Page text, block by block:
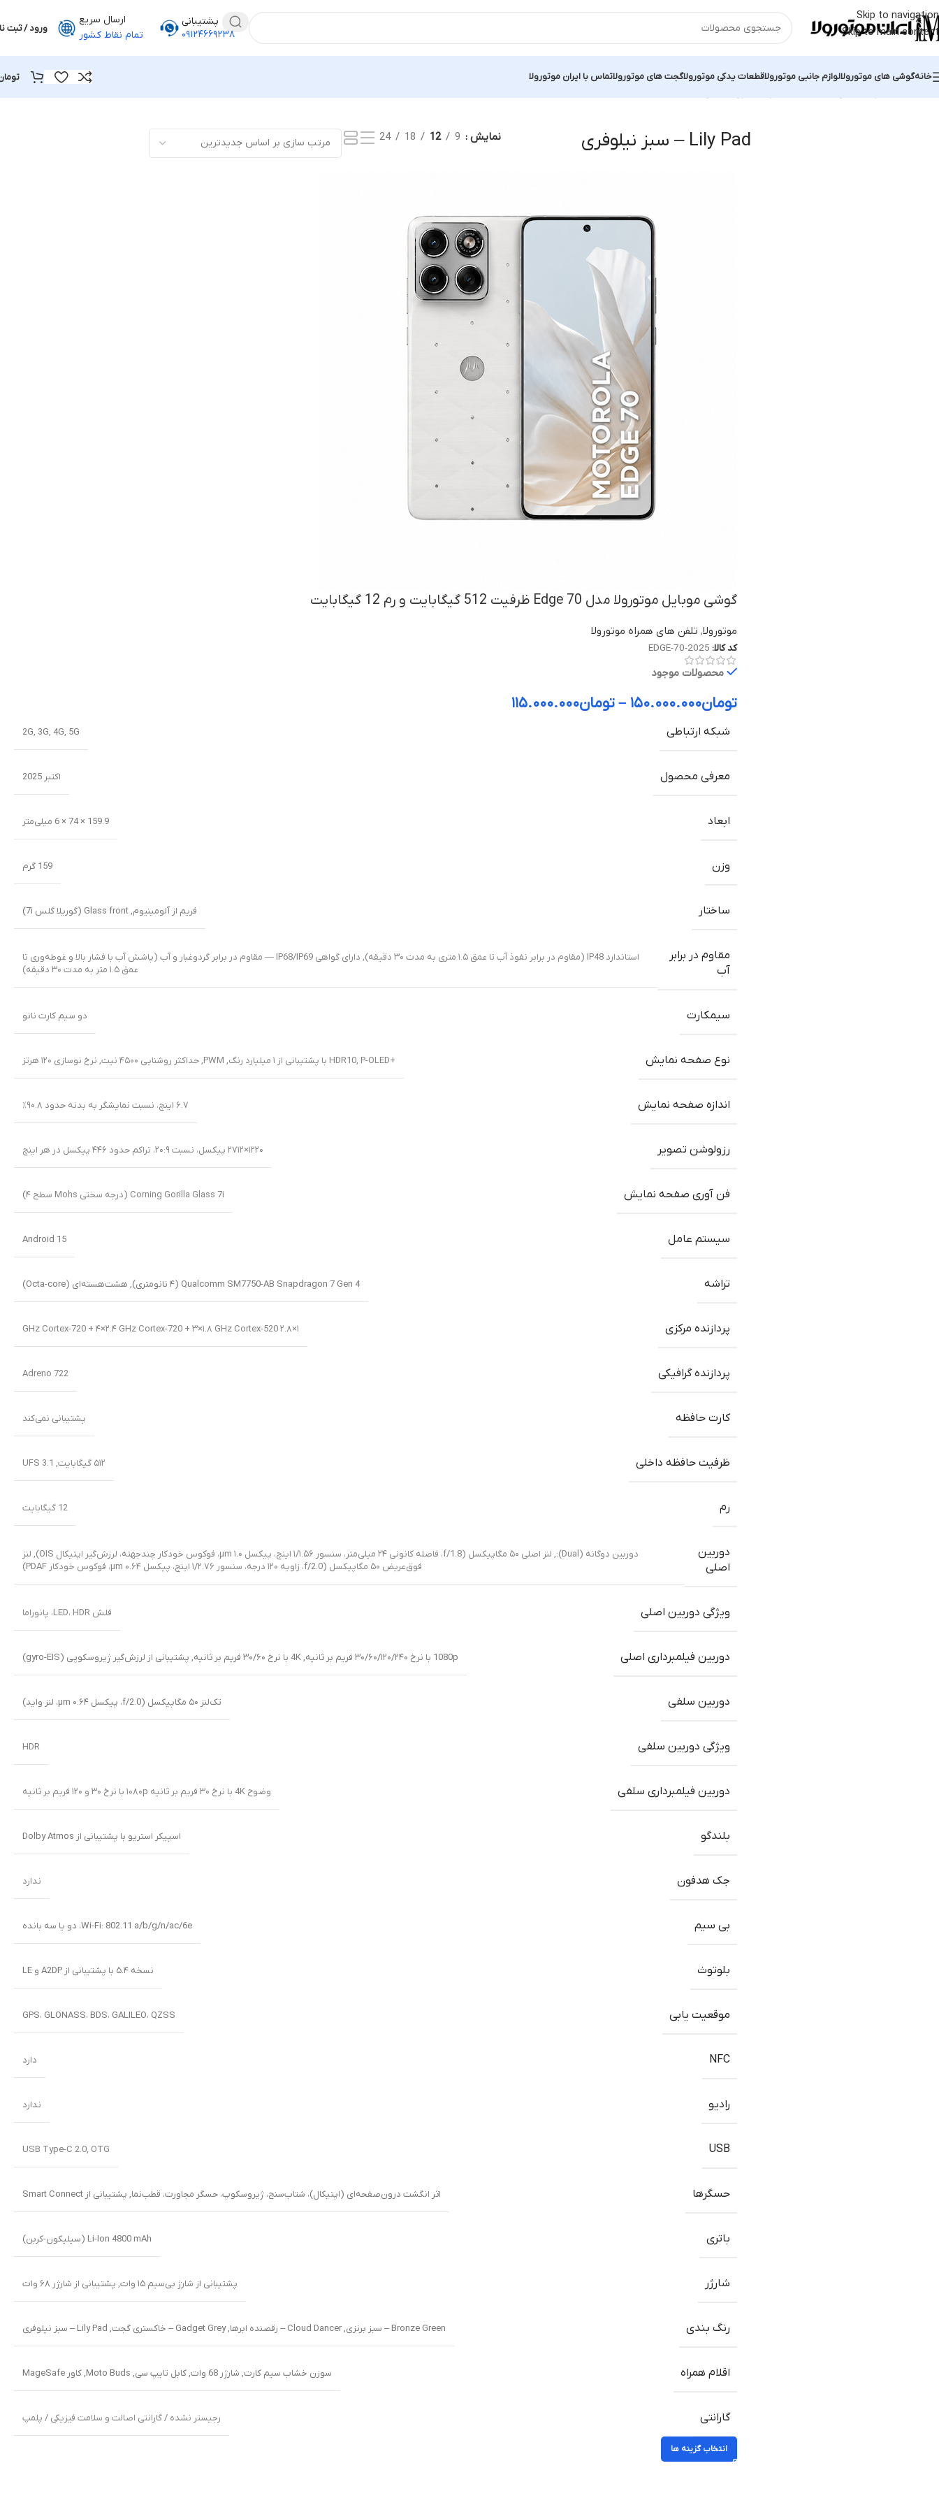
Skip to navigation
Skip to main content
پشتیبانی
۰۹۱۲۴۶۶۹۲۳۸
ارسال سریع
تمام نقاط کشور
ورود / ثبت
خانهگوشی های موتورولالوازم جانبی موتورولاقطعات یدکی موتورولاگجت های موتورولاتماس با ایران موتورولا
Lily Pad – سبز نیلوفری نمایش 9
12
18
24
گوشی موبایل موتورولا مدل Edge 70 ظرفیت 512 گیگابایت و رم 12 گیگابایت
موتورولا, تلفن های همراه موتورولا
کد کالا: EDGE-70-2025
محصولات موجود
تومان۱۵۰.۰۰۰.۰۰۰ –تومان۱۱۵.۰۰۰.۰۰۰
شبکه ارتباطی 2G, 3G, 4G, 5G
معرفی محصول اکتبر 2025
ابعاد 159.9 × 74 × 6 میلی‌متر
وزن 159 گرم
ساختار فریم از آلومینیوم,Glass front (گوریلا گلس 7i)
مقاوم در برابر
آب
استاندارد IP48 (مقاوم در برابر نفوذ آب تا عمق ۱.۵ متری به مدت ۳۰ دقیقه) ,
دارای گواهی IP68/IP69 — مقاوم در برابر گردوغبار و آب (پاشش آب با فشار بالا و غوطه‌وری تا
عمق ۱.۵ متر به مدت ۳۰ دقیقه)
سیمکارت دو سیم کارت نانو
نوع صفحه نمایش +HDR10
, P-OLED با پشتیبانی از ۱ میلیارد رنگ ,
PWM
,حداکثر روشنایی ۴۵۰۰ نیت , نرخ نوسازی ۱۲۰ هرتز
اندازه صفحه نمایش ۶.۷ اینچ، نسبت نمایشگر به بدنه حدود ۹۰.۸٪
رزولوشن تصویر ۱۲۲۰×۲۷۱۲ پیکسل، نسبت ۲۰:۹، تراکم حدود ۴۴۶ پیکسل در هر اینچ
فن آوری صفحه نمایش Corning Gorilla Glass 7i (درجه سختی Mohs سطح ۴)
سیستم عامل Android 15
تراشه Qualcomm SM7750-AB Snapdragon 7 Gen 4 (۴ نانومتری) , هشت‌هسته‌ای (Octa-core)
پردازنده مرکزی ۱×۲.۸ GHz Cortex-720 + ۴×۲.۴ GHz Cortex-720 + ۳×۱.۸ GHz Cortex-520
پردازنده گرافیکی Adreno 722
کارت حافظه پشتیبانی نمی‌کند
ظرفیت حافظه داخلی ۵۱۲ گیگابایت ,
UFS 3.1
رم 12 گیگابایت
دوربین
اصلی
دوربین دوگانه (Dual): , لنز اصلی ۵۰ مگاپیکسل (f/1.8، فاصله کانونی ۲۴ میلی‌متر، سنسور ۱/۱.۵۶ اینچ، پیکسل ۱.۰ µm، فوکوس خودکار چندجهته، لرزش‌گیر اپتیکال OIS) , لنز
فوق‌عریض ۵۰ مگاپیکسل (f/2.0، زاویه ۱۲۰ درجه، سنسور ۱/۲.۷۶ اینچ، پیکسل ۰.۶۴ µm، فوکوس خودکار PDAF)
ویژگی دوربین اصلی فلش LED، HDR، پانوراما
دوربین فیلمبرداری اصلی 1080p با نرخ ۳۰/۶۰/۱۲۰/۲۴۰ فریم بر ثانیه ,4K با نرخ ۳۰/۶۰ فریم بر ثانیه , پشتیبانی از لرزش‌گیر ژیروسکوپی (gyro-EIS)
دوربین سلفی تک‌لنز ۵۰ مگاپیکسل (f/2.0، پیکسل ۰.۶۴ µm، لنز واید)
ویژگی دوربین سلفی HDR
دوربین فیلمبرداری سلفی وضوح 4K با نرخ ۳۰ فریم بر ثانیه ۱۰۸۰p با نرخ ۳۰ و ۱۲۰ فریم بر ثانیه
بلندگو اسپیکر استریو با پشتیبانی از Dolby Atmos
جک هدفون ندارد
بی سیم Wi-Fi: ‎802.11 a/b/g/n/ac/6e، دو یا سه بانده
بلوتوث نسخه ۵.۴ با پشتیبانی از A2DP و LE
موقعیت یابی GPS، GLONASS، BDS، GALILEO، QZSS
NFC دارد
رادیو ندارد
USB
USB Type-C 2.0, OTG
حسگرها اثر انگشت درون‌صفحه‌ای (اپتیکال)، شتاب‌سنج، ژیروسکوپ، حسگر مجاورت، قطب‌نما, پشتیبانی از Smart Connect
باتری Li-Ion 4800 mAh (سیلیکون-کربن)
شارژر پشتیبانی از شارژ بی‌سیم ۱۵ وات , پشتیبانی از شارژر ۶۸ وات
رنگ بندی Bronze Green – سبز برنزی ,Cloud Dancer – رقصنده ابرها ,Gadget Grey – خاکستری گجت , Lily Pad – سبز نیلوفری
اقلام همراه سوزن خشاب سیم کارت, شارژر 68 وات ,کابل تایپ سی,
Moto Buds
,کاور MageSafe
گارانتی رجیستر نشده / گارانتی اصالت و سلامت فیزیکی / پلمپ
انتخاب گزینه ها